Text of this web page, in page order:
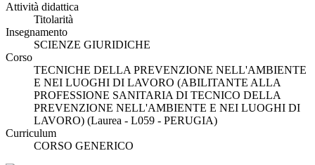
Attività didattica
Titolarità
Insegnamento
SCIENZE GIURIDICHE
Corso
TECNICHE DELLA PREVENZIONE NELL'AMBIENTE
E NEI LUOGHI DI LAVORO (ABILITANTE ALLA
PROFESSIONE SANITARIA DI TECNICO DELLA
PREVENZIONE NELL'AMBIENTE E NEI LUOGHI DI
LAVORO) (Laurea - L059 - PERUGIA)
Curriculum
CORSO GENERICO